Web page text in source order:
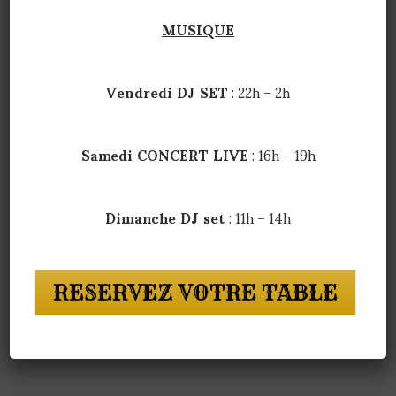
RÉSERVATION
MUSIQUE
Vendredi DJ SET: 22h – 2h
Samedi CONCERT LIVE: 16h – 19h
Dimanche DJ set: 11h – 14h
RESERVEZ VOTRE TABLE